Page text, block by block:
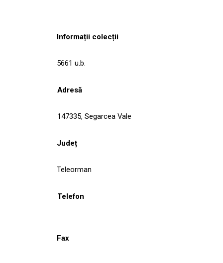
Informații colecții
5661 u.b.
Adresă
147335, Segarcea Vale
Județ
Teleorman
Telefon
Fax